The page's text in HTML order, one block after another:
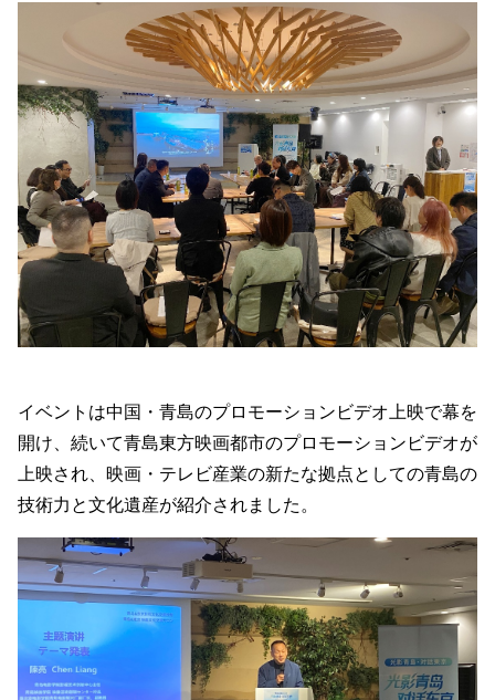
イベントは中国・青島のプロモーションビデオ上映で幕を
開け、続いて青島東方映画都市のプロモーションビデオが
上映され、映画・テレビ産業の新たな拠点としての青島の
技術力と文化遺産が紹介されました。